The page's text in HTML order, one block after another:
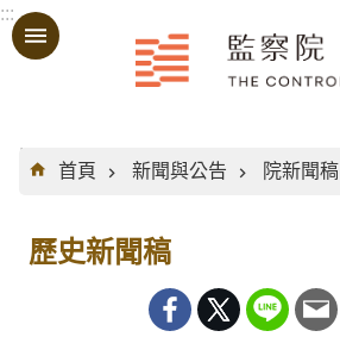
跳到主要內容區塊
:::
:::
首頁
新聞與公告 院新聞稿
歷史新聞稿